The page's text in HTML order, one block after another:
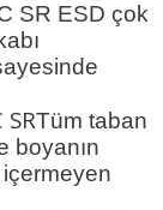
SR ESD çok
Tüm taban
boyanın
içermeyen